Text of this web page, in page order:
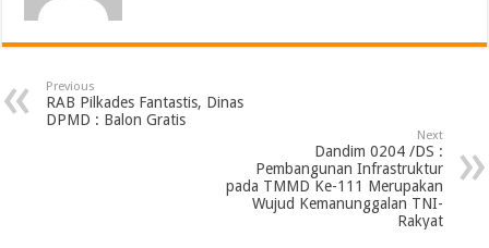
Previous
RAB Pilkades Fantastis, Dinas
DPMD : Balon Gratis
Next
Dandim 0204 /DS :
Pembangunan Infrastruktur
pada TMMD Ke-111 Merupakan
Wujud Kemanunggalan TNI-
Rakyat